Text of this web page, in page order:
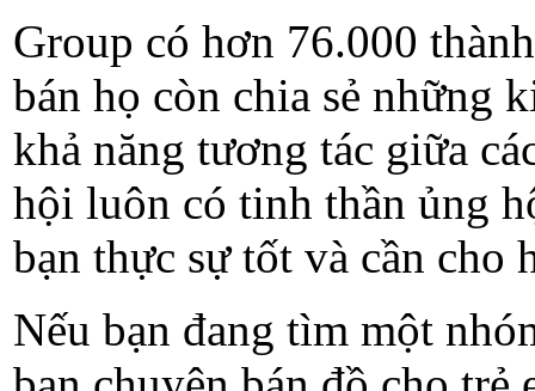
Group có hơn 76.000
bán họ còn chia sẻ những
khả năng tương tác giữa
hội luôn có tinh thần ủng
bạn thực sự tốt và cần cho
Nếu bạn đang tìm một